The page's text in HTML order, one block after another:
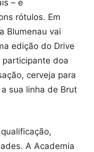
– e
rótulos. Em
Blumenau vai
edição do Drive
participante doa
cerveja para
sua linha de Brut
A Academia